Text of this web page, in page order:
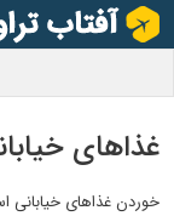
غذاهای
خوردن غذاهای خیابانی